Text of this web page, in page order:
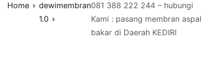
Home
dewimembran
1.0
081 388 222 244 – hubungi
Kami : pasang membran aspal
bakar di Daerah KEDIRI